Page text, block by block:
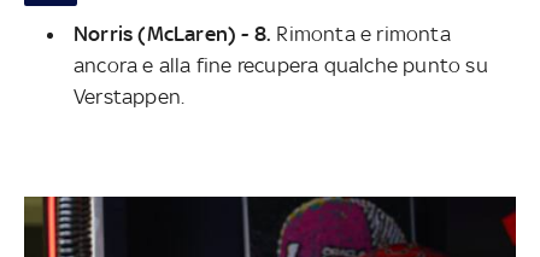
Norris (McLaren) - 8. Rimonta e rimonta
ancora e alla fine recupera qualche punto su
Verstappen.